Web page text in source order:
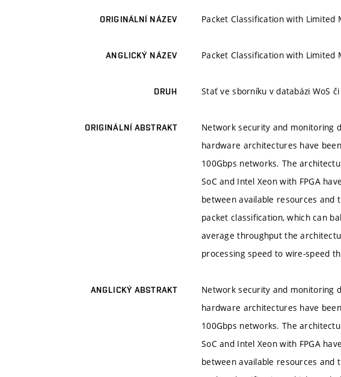
ORIGINÁLNÍ NÁZEV Packet Classification with Limited
ANGLICKÝ NÁZEV Packet Classification with Limited
DRUH Stať ve sborníku v databázi WoS či
ORIGINÁLNÍ ABSTRAKT
Network security and monitoring
hardware architectures have
100Gbps networks. The
SoC and Intel Xeon with FPGA
between available resources
packet classification, which can
average throughput the
processing speed to wire-speed
ANGLICKÝ ABSTRAKT
Network security and monitoring
hardware architectures have
100Gbps networks. The
SoC and Intel Xeon with FPGA
between available resources